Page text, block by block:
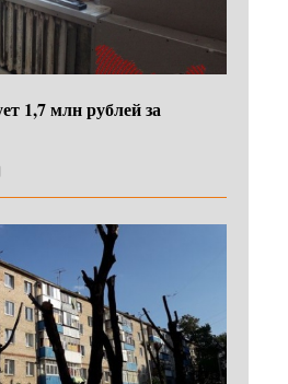
1,7 млн рублей за